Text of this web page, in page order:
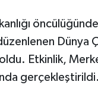
Dünya
Etkinlik,
gerçekleştirildi.